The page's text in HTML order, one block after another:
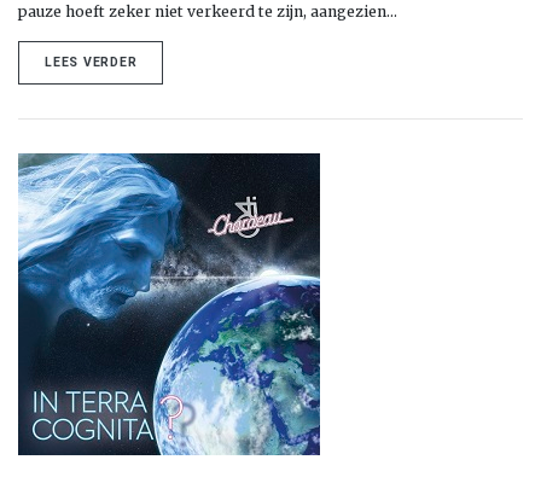
pauze hoeft zeker niet verkeerd te zijn, aangezien…
LEES VERDER